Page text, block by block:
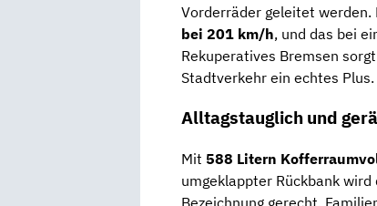
Vorderräder geleitet werden.
bei 201 km/h, und das bei
Rekuperatives Bremsen
Stadtverkehr ein echtes Plus.
Alltagstauglich und
Mit 588 Litern
umgeklappter Rückbank